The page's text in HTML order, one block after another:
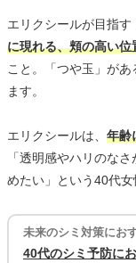
エリクシールが目指
に現れる、頬の高い
こと。「つや玉」が
ます。
エリクシールは、 年齢
「透明感やハリのな
めたい」という40代女
未来のシミ対策にお
40代のシミ予防に